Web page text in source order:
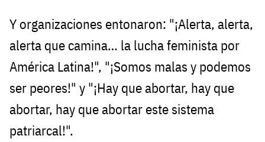
Y organizaciones entonaron: "¡Alerta, alerta,
alerta que camina… la lucha feminista por
América Latina!", "¡Somos malas y podemos
ser peores!" y "¡Hay que abortar, hay que
abortar, hay que abortar este sistema
patriarcal!".